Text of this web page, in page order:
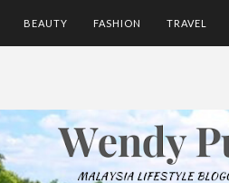
BEAUTY FASHION TRAVEL